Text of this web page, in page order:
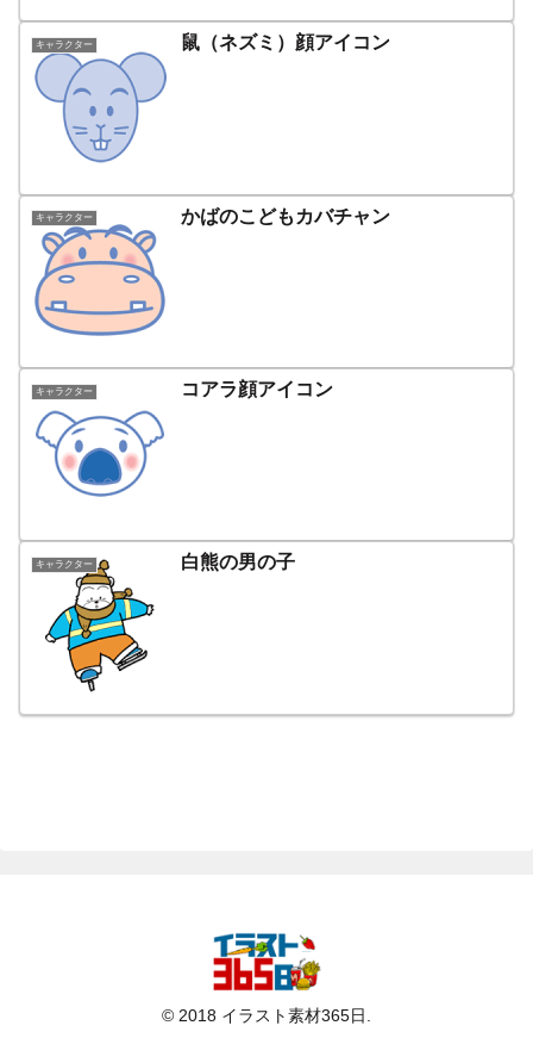
キャラクター 鼠（ネズミ）顔アイコン
キャラクター かばのこどもカバチャン
キャラクター コアラ顔アイコン
キャラクター 白熊の男の子
© 2018 イラスト素材365日.